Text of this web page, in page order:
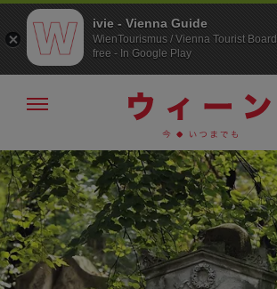
メ
ニ
ュ
ー
へ
こ
の
ペ
ー
ジ
の
ト
ッ
メ
ー
の
表
示・
非
表
示
ivie - Vienna Guide
WienTourismus / Vienna Tourist Board
free - In Google Play